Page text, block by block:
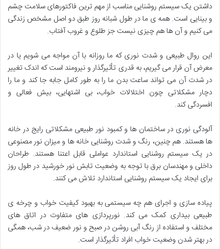
داشتن یک سیستم روشنایی مناسب از مهم ترین فاکتورهای سلامت چشم
و بینایی است. همه ی ما در طول شبانه روز طبق دو اصل مشخص زندگی
می کنیم و آن ها هم چیزی نیست جز طلوع و غروب آفتاب.
این روال طبیعی و شدت نوری که ما روزانه با آن مواجه می شویم یا در
معرض آن قرار می گیریم، به قدری تأثیرگذار و نیرومند است که اندک تغيیر
در شدت آن می تواند ساعت بدن ما را به طور کامل جابه جا کند و ما را
دچار مشکلاتی چون اختلالات خواب، بی اشتهایی، بیش فعالی و
افسردگی کند.
آلودگی نوری در ساختمان ها و کمبود نور طبیعی مشکلاتی رایج در خانه
ها هستند. هم چنین، رنگ و شدت روشنایی خانه ها و میزان نور مصنوعی
در یک سیستم روشنایی استاندارد عواملی قابل اعتنا هستند. طراحان
داخلی و مهندسان برق با توجه به وضعیت تابش نور خورشید در طول روز
برای ایجاد یک سیستم روشنایی استاندارد تلاش می کنند.
پیاده سازی و اجرای هم چه سیستمی به بهبود کیفیت خواب و چرخه ی
طبیعی بیداری کمک می کند. نورپردازی های متفاوت در اتاق های
مختلف و استفاده از رنگ آبی روشن در صبح و نور ضعیف در شب، همگی
در بهتر شدن وضعیت خواب افراد تأثیرگذار است.